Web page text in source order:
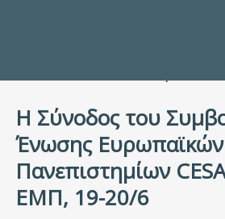
Η Σύνοδος του
Ένωσης Ευρωπαϊκών
Πανεπιστημίων
ΕΜΠ, 19-20/6